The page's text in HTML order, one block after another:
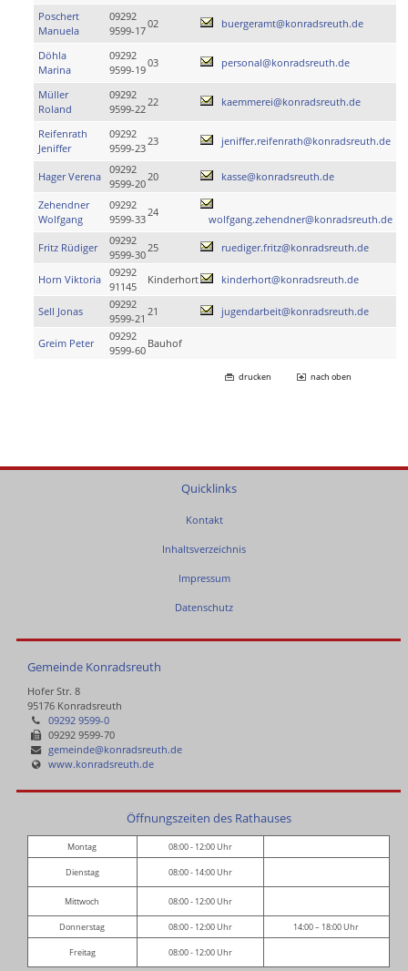
Poschert
Manuela
09292
9599-17
02 buergeramt@konradsreuth.de
Döhla
Marina
09292
9599-19
03 personal@konradsreuth.de
Müller
Roland
09292
9599-22
22 kaemmerei@konradsreuth.de
Reifenrath
Jeniffer
09292
9599-23
23 jeniffer.reifenrath@konradsreuth.de
Hager Verena
09292
9599-20
20 kasse@konradsreuth.de
Zehendner
Wolfgang
09292
9599-33
24
wolfgang.zehendner@konradsreuth.de
Fritz Rüdiger
09292
9599-30
25 ruediger.fritz@konradsreuth.de
Horn Viktoria
09292
91145
Kinderhort kinderhort@konradsreuth.de
Sell Jonas
09292
9599-21
21 jugendarbeit@konradsreuth.de
Greim Peter
09292
9599-60
Bauhof
drucken nach oben
Quicklinks
Kontakt
Inhaltsverzeichnis
Impressum
Datenschutz
Gemeinde Konradsreuth
Hofer Str. 8
95176 Konradsreuth
09292 9599-0
09292 9599-70
gemeinde@konradsreuth.de
www.konradsreuth.de
Öffnungszeiten des Rathauses
Montag 08:00 - 12:00 Uhr
Dienstag 08:00 - 14:00 Uhr
Mittwoch 08:00 - 12:00 Uhr
Donnerstag 08:00 - 12:00 Uhr 14:00 – 18:00 Uhr
Freitag 08:00 - 12:00 Uhr